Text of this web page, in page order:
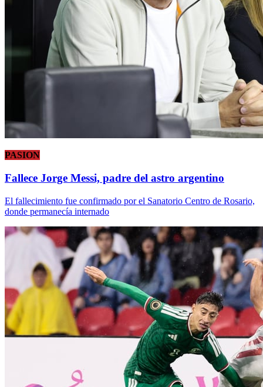
PASION
Fallece Jorge Messi, padre del astro argentino
El fallecimiento fue confirmado por el Sanatorio Centro de Rosario,
donde permanecía internado